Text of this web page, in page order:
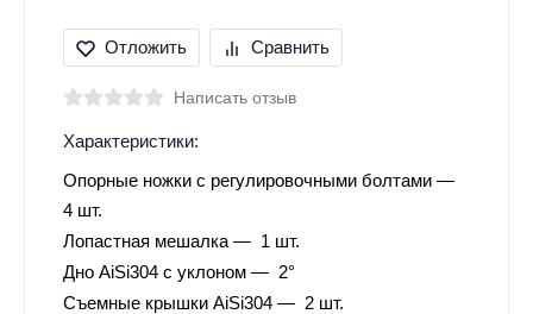
Отложить Сравнить
Написать отзыв
Характеристики:
Опорные ножки с регулировочными болтами
4 шт.
Лопастная мешалка
1 шт.
Дно AiSi304 с уклоном
2°
Съемные крышки AiSi304
2 шт.